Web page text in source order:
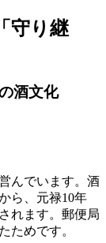
守り継
酒文化
んでいます。酒
ら、元禄10年
れます。郵便局
ためです。